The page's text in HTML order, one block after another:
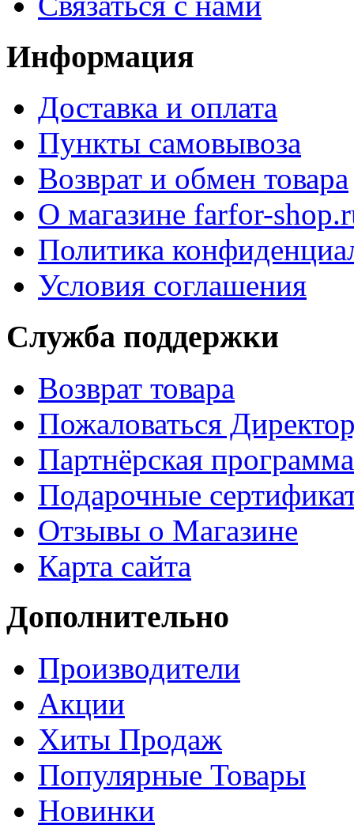
Информация
Доставка и оплата
Пункты самовывоза
Возврат и обмен товара
О магазине farfor-
Политика
Условия соглашения
Служба поддержки
Возврат товара
Пожаловаться
Партнёрская программа
Подарочные
Отзывы о Магазине
Карта сайта
Дополнительно
Производители
Акции
Хиты Продаж
Популярные Товары
Новинки